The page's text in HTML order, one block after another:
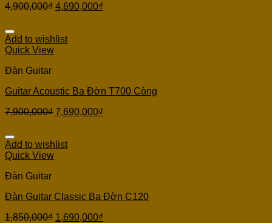
4,900,000₫ 4,690,000₫
Add to wishlist
Quick View
Đàn Guitar
Guitar Acoustic Ba Đờn T700 Còng
7,900,000₫ 7,690,000₫
Add to wishlist
Quick View
Đàn Guitar
Đàn Guitar Classic Ba Đờn C120
1,850,000₫ 1,690,000₫